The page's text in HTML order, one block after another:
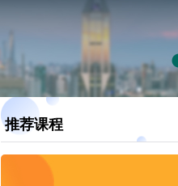
推荐课程